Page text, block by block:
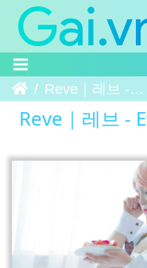
Trang chủReve｜레브 - Eternal City - An
Reve｜레브 -